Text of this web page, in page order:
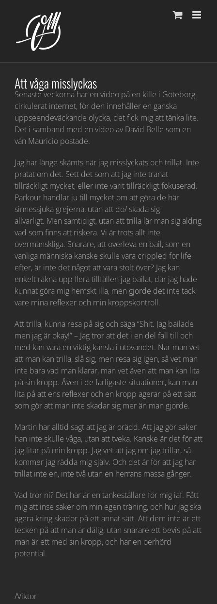
innehållet
Att våga misslyckas
Senaste veckorna har en video på en kille i Göteborg
cirkulerat internet, för den innehåller en ganska
uppseendeväckande olycka, det fick mig att tänka lite.
Det i samband med en video av David Belle som en
vän Mauricio postade.
Jag har länge skämts när jag misslyckats och trillat. Inte
pratat om det. Sett det som att jag inte tränat
tillräckligt mycket, eller inte varit tillräckligt fokuserad.
Parkour handlar ju till mycket om att göra de här
sinnessjuka grejerna, utan att dö/ skada sig
allvarligt. Men samtidigt, utan att trilla lär man sig aldrig
vad som finns att riskera. Vi är trots allt inte
övermänskliga. Snarare, att överleva en bail, som en
vanliga människa kanske skulle vara crippled for life
efter, är inte det något att vara stolt över? Jag kan
enkelt räkna upp flera tillfällen jag bailat, där jag hade
kunnat göra mig hemskt illa, men gjorde det inte tack
vare mina reflexer och min kroppskontroll.
Att trilla, kunna resa på sig och säga “Shit. Jag bailade
men jag är okay!” – Jag tror att det i en del fall till och
med kan vara en viktig känsla i utövandet. När man vet
att man kan trilla, slå sig, men resa sig igen, så vet man
inte bara vad man klarar, man vet även att man kan lita
på sin kropp. Även i de farligaste situationer, kan man
lita på att ens reflexer och en kropp agerar på ett sätt
som gör att man inte skadar sig mer än man gjorde.
Martin har alltid sagt att jag är orädd. Att jag gör saker
han inte skulle våga, utan att tveka. Kanske är det för att
jag litar på min kropp. Jag vet att jag om jag trillar, så
kommer jag rädda mig själv. Och det är för att jag har
trillat inte en, inte två utan en herrans massa gånger.
Vad tror ni? Det här är en tankeställare för mig iaf. Fått
mig att inse saker om min egen träning, och hur jag ska
agera kring skador på ett annat sätt. Att dem inte är ett
tecken på att man är dålig, utan snarare ett bevis på att
man är ett med sin kropp, och har en oerhörd
potential.
/Viktor